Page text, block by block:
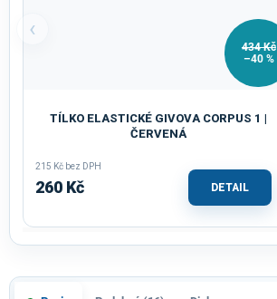
‹
434 Kč
–40 %
TÍLKO ELASTICKÉ GIVOVA CORPUS 1 |
ČERVENÁ
215 Kč bez DPH
260 Kč DETAIL